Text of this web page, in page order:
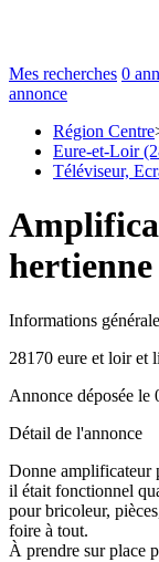
Mes recherches 0
annonce
Région Centre
Eure-et-Loir
Téléviseur,
Informations
28170 eure et loir et
Annonce déposée le
Détail de l'annonce
Donne amplificateur
il était fonctionnel
pour bricoleur,
foire à tout.
À prendre sur place